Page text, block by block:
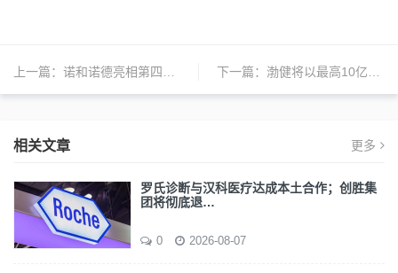
上一篇： 诺和诺德亮相第四届链博会：扩容健康生态，奔赴患者所需 下一篇： 渤健将以最高10亿美元收购RayThera；诺和诺德未来会增加在中国的BD交易；派林生物控制权转让事项终止 | 日报
相关文章 更多
罗氏诊断与汉科医疗达成本土合作；创胜集
团将彻底退…
0 2026-08-07